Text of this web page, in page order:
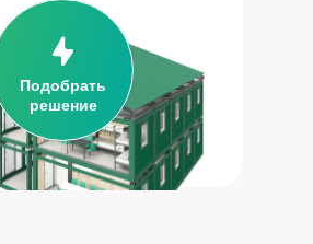
Подобрать
решение